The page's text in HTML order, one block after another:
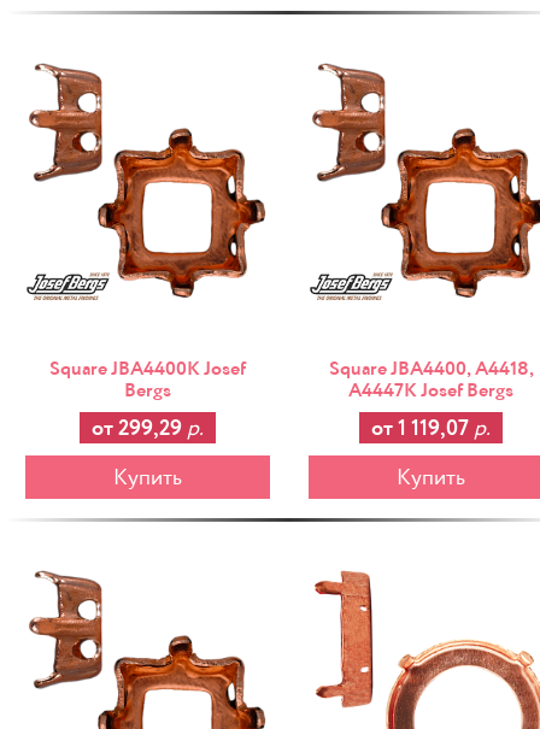
Square JBA4400K Josef
Bergs
от 299,29 р.
Купить
Square JBA4400, A4418,
A4447K Josef Bergs
от 1 119,07 р.
Купить